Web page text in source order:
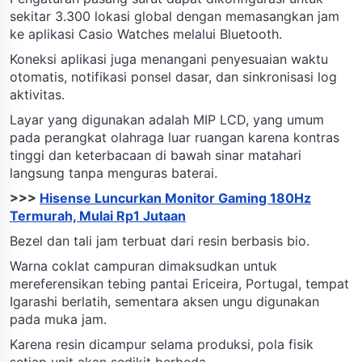
sekitar 3.300 lokasi global dengan memasangkan jam
ke aplikasi Casio Watches melalui Bluetooth.
Koneksi aplikasi juga menangani penyesuaian waktu
otomatis, notifikasi ponsel dasar, dan sinkronisasi log
aktivitas.
Layar yang digunakan adalah MIP LCD, yang umum
pada perangkat olahraga luar ruangan karena kontras
tinggi dan keterbacaan di bawah sinar matahari
langsung tanpa menguras baterai.
>>> Hisense Luncurkan Monitor Gaming 180Hz
Termurah, Mulai Rp1 Jutaan
Bezel dan tali jam terbuat dari resin berbasis bio.
Warna coklat campuran dimaksudkan untuk
mereferensikan tebing pantai Ericeira, Portugal, tempat
Igarashi berlatih, sementara aksen ungu digunakan
pada muka jam.
Karena resin dicampur selama produksi, pola fisik